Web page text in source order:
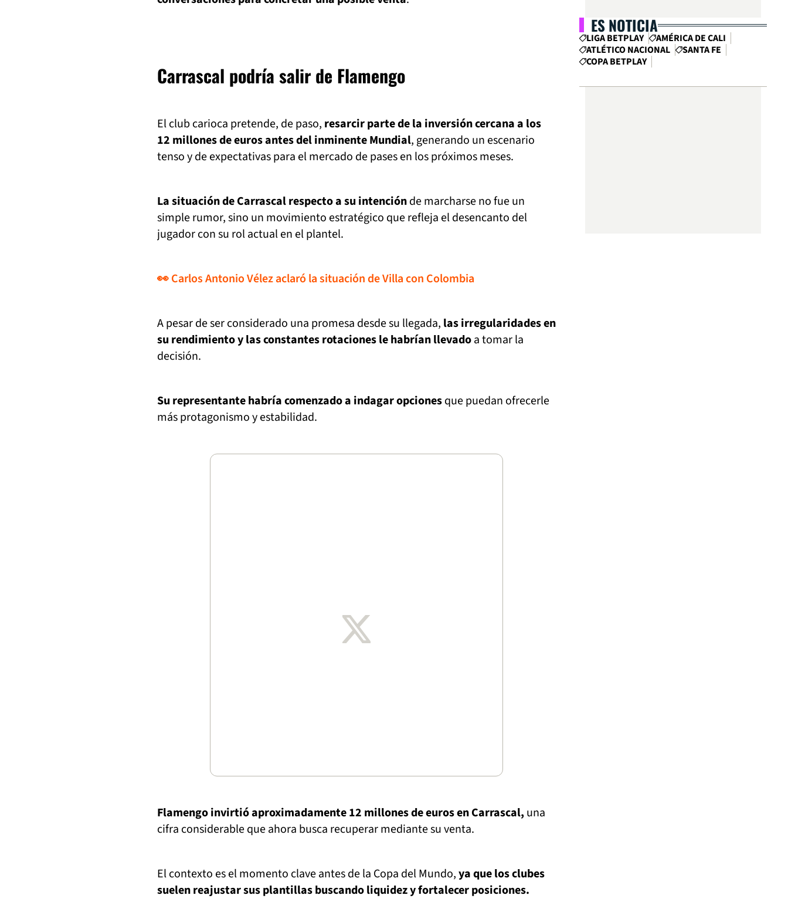
Carrascal podría salir de Flamengo
El club carioca pretende, de paso, resarcir parte de la inversión cercana a los
12 millones de euros antes del inminente Mundial, generando un escenario
tenso y de expectativas para el mercado de pases en los próximos meses.
La situación de Carrascal respecto a su intenciónde marcharse no fue un
simple rumor, sino un movimiento estratégico que refleja el desencanto del
jugador con su rol actual en el plantel.
👀 Carlos Antonio Vélez aclaró la situación de Villa con Colombia
A pesar de ser considerado una promesa desde su llegada, las irregularidades en
su rendimiento y las constantes rotaciones le habrían llevadoa tomar la
decisión.
Su representante habría comenzado a indagar opcionesque puedan ofrecerle
más protagonismo y estabilidad.
Flamengo invirtió aproximadamente 12 millones de euros en Carrascal, una
cifra considerable que ahora busca recuperar mediante su venta.
El contexto es el momento clave antes de la Copa del Mundo,ya que los clubes
suelen reajustar sus plantillas buscando liquidez y fortalecer posiciones.
ES NOTICIA
LIGA BETPLAY
AMÉRICA DE CALI
ATLÉTICO NACIONAL
SANTA FE
COPA BETPLAY